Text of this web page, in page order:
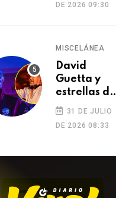
DE 2026 09:30
MISCELÁNEA
David
Guetta y
estrellas de
la música
despiden a
DJ Kavinsky
inesperada
31 DE JULIO
DE 2026 08:33